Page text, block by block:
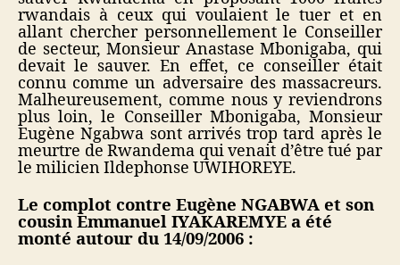
rwandais à ceux qui voulaient le tuer et en
allant chercher personnellement le Conseiller
de secteur, Monsieur Anastase Mbonigaba, qui
devait le sauver. En effet, ce conseiller était
connu comme un adversaire des massacreurs.
Malheureusement, comme nous y reviendrons
plus loin, le Conseiller Mbonigaba, Monsieur
Eugène Ngabwa sont arrivés trop tard après le
meurtre de Rwandema qui venait d’être tué par
le milicien Ildephonse UWIHOREYE.
Le complot contre Eugène NGABWA et son
cousin Emmanuel IYAKAREMYE a été
monté autour du 14/09/2006 :